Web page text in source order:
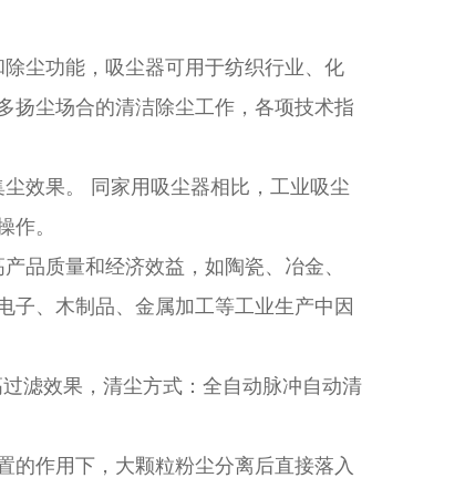
尘功能，吸尘器可用于纺织行业、化
扬尘场合的清洁除尘工作，各项技术指
效果。 同家用吸尘器相比，工业吸尘
作。
品质量和经济效益，如陶瓷、冶金、
子、木制品、金属加工等工业生产中因
滤效果，清尘方式：全自动脉冲自动清
的作用下，大颗粒粉尘分离后直接落入